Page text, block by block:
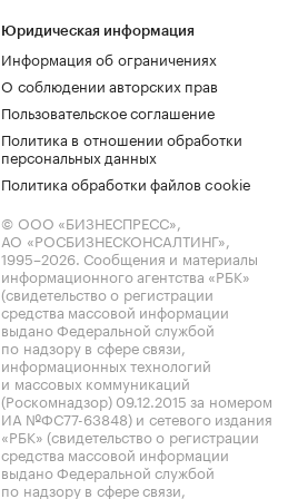
Юридическая информация
Информация об ограничениях
О соблюдении авторских прав
Пользовательское соглашение
Политика в отношении обработки
персональных данных
Политика обработки файлов cookie
© ООО «БИЗНЕСПРЕСС»,
АО «РОСБИЗНЕСКОНСАЛТИНГ»,
1995–2026. Сообщения и материалы
информационного агентства «РБК»
(свидетельство о регистрации
средства массовой информации
выдано Федеральной службой
по надзору в сфере связи,
информационных технологий
и массовых коммуникаций
(Роскомнадзор) 09.12.2015 за номером
ИА №ФС77-63848) и сетевого издания
«РБК» (свидетельство о регистрации
средства массовой информации
выдано Федеральной службой
по надзору в сфере связи,